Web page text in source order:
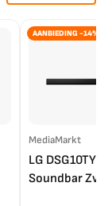
AANBIEDING -14%
MediaMarkt
LG DSG10TY
Soundbar